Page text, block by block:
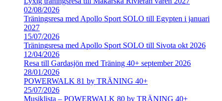
02/08/2026
Träningsresa med Apollo Sport SOLO till Egypten i januari
2027
15/07/2026
Träningsresa med Apollo Sport SOLO till Sivota okt 2026
12/04/2026
Resa till Gardasjön med Träning 40+ september 2026
28/01/2026
POWERWALK 81 by TRÄNING 40+
25/07/2026
Musiklista – POWERWALK 80 by TRÄNING 40+